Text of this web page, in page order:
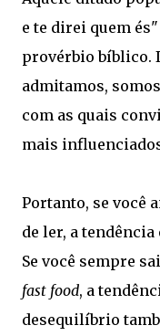
e te direi quem
provérbio bíblico.
admitamos,
com as quais
mais
Portanto, se você
de ler, a
Se você sempre
fast food, a
desequilíbrio